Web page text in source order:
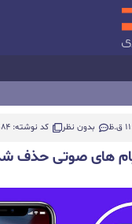
بدون نظر کد نوشته: 217584
های صوتی حذف‌ شده